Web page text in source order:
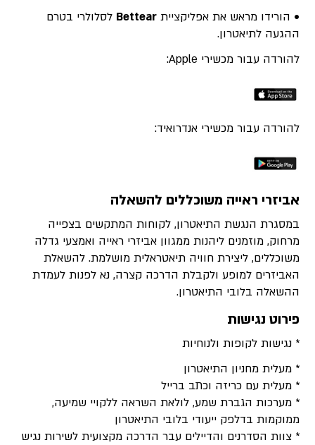
• הורידו מראש את אפליקצייתBettear לסלולרי בטרם
ההגעה לתיאטרון.
להורדה עבור מכשירי Apple:
להורדה עבור מכשירי אנדרואיד:
אביזרי ראייה משוכללים להשאלה
במסגרת הנגשת התיאטרון, לקוחות המתקשים בצפייה
מרחוק, מוזמנים ליהנות ממגוון אביזרי ראייה ואמצעי גדלה
משוכללים, ליצירת חוויה תיאטראלית מושלמת. להשאלת
האביזרים למופע ולקבלת הדרכה קצרה, נא לפנות לעמדת
ההשאלה בלובי התיאטרון.
פירוט נגישות
* נגישות לקופות ולנוחיות
* מעלית מחניון התיאטרון
* מעלית עם כריזה וכתב ברייל
* מערכות הגברת שמע, לולאת השראה ללקויי שמיעה,
ממוקמות בדלפק ייעודי בלובי התיאטרון
* צוות הסדרנים והדיילים עבר הדרכה מקצועית לשירות נגיש